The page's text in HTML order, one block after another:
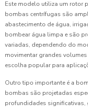
Este modelo utiliza um rotor
bombas centrífugas são
abastecimento de água,
bombear água limpa e são
variadas, dependendo do
movimentar grandes
escolha popular para
Outro tipo importante é a
bombas são projetadas
profundidades significativas,